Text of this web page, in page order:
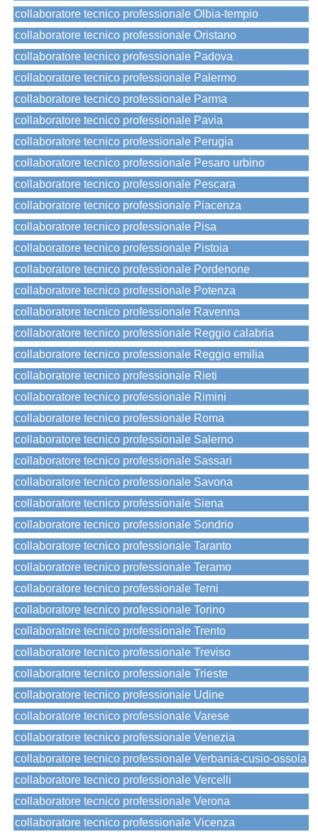
collaboratore tecnico professionale Olbia-tempio
collaboratore tecnico professionale Oristano
collaboratore tecnico professionale Padova
collaboratore tecnico professionale Palermo
collaboratore tecnico professionale Parma
collaboratore tecnico professionale Pavia
collaboratore tecnico professionale Perugia
collaboratore tecnico professionale Pesaro urbino
collaboratore tecnico professionale Pescara
collaboratore tecnico professionale Piacenza
collaboratore tecnico professionale Pisa
collaboratore tecnico professionale Pistoia
collaboratore tecnico professionale Pordenone
collaboratore tecnico professionale Potenza
collaboratore tecnico professionale Ravenna
collaboratore tecnico professionale Reggio calabria
collaboratore tecnico professionale Reggio emilia
collaboratore tecnico professionale Rieti
collaboratore tecnico professionale Rimini
collaboratore tecnico professionale Roma
collaboratore tecnico professionale Salerno
collaboratore tecnico professionale Sassari
collaboratore tecnico professionale Savona
collaboratore tecnico professionale Siena
collaboratore tecnico professionale Sondrio
collaboratore tecnico professionale Taranto
collaboratore tecnico professionale Teramo
collaboratore tecnico professionale Terni
collaboratore tecnico professionale Torino
collaboratore tecnico professionale Trento
collaboratore tecnico professionale Treviso
collaboratore tecnico professionale Trieste
collaboratore tecnico professionale Udine
collaboratore tecnico professionale Varese
collaboratore tecnico professionale Venezia
collaboratore tecnico professionale Verbania-cusio-ossola
collaboratore tecnico professionale Vercelli
collaboratore tecnico professionale Verona
collaboratore tecnico professionale Vicenza